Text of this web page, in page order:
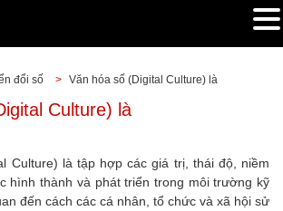
đổi số > Văn hóa số (Digital Culture) là
Culture) là
Culture) là tập hợp các giá trị, thái độ, niềm
hình thành và phát triển trong môi trường kỹ
đến cách các cá nhân, tổ chức và xã hội sử